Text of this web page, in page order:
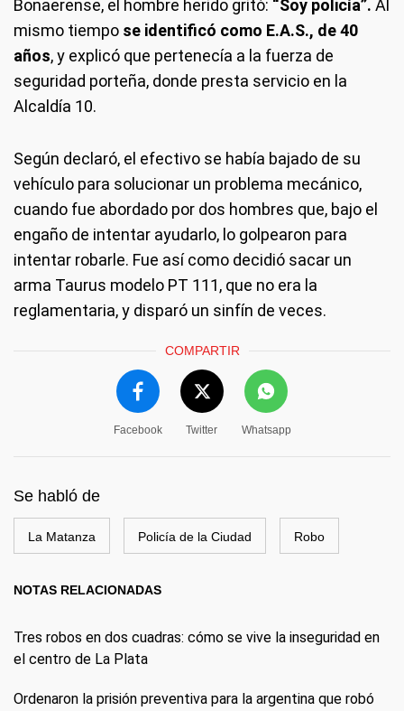
Bonaerense, el hombre herido gritó: “Soy policía”. Al
mismo tiempo se identificó como E.A.S., de 40
años, y explicó que pertenecía a la fuerza de
seguridad porteña, donde presta servicio en la
Alcaldía 10.
Según declaró, el efectivo se había bajado de su
vehículo para solucionar un problema mecánico,
cuando fue abordado por dos hombres que, bajo el
engaño de intentar ayudarlo, lo golpearon para
intentar robarle. Fue así como decidió sacar un
arma Taurus modelo PT 111, que no era la
reglamentaria, y disparó un sinfín de veces.
COMPARTIR
Facebook Twitter Whatsapp
Se habló de
La Matanza Policía de la Ciudad Robo
NOTAS RELACIONADAS
Tres robos en dos cuadras: cómo se vive la inseguridad en
el centro de La Plata
Ordenaron la prisión preventiva para la argentina que robó